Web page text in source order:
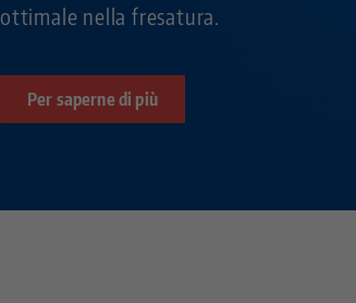
ottimale nella fresatura.
Per saperne di più